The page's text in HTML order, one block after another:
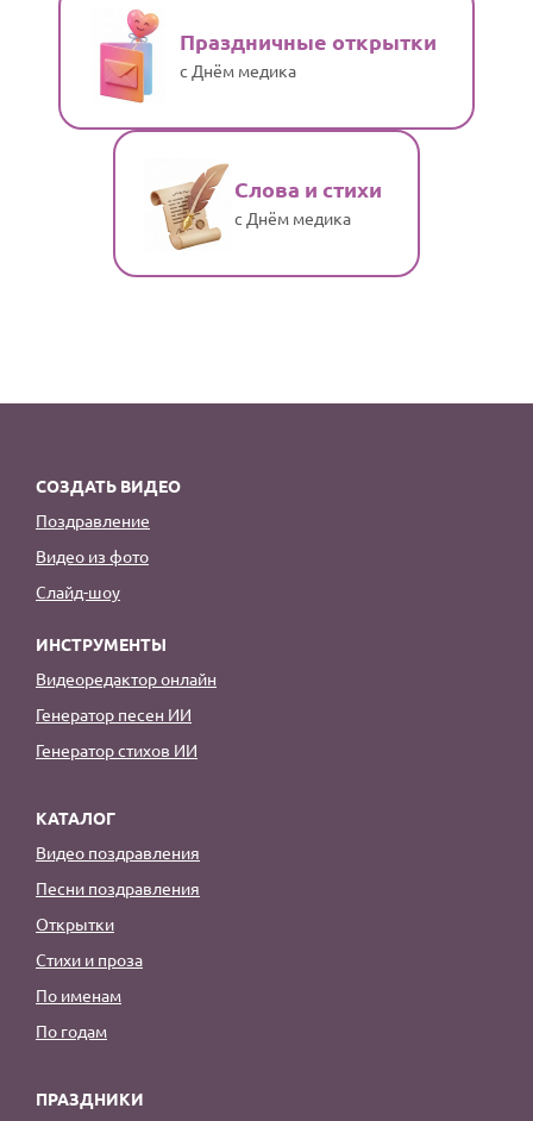
Праздничные открытки
с Днём медика
Слова и стихи
с Днём медика
СОЗДАТЬ ВИДЕО
Поздравление
Видео из фото
Слайд-шоу
ИНСТРУМЕНТЫ
Видеоредактор онлайн
Генератор песен ИИ
Генератор стихов ИИ
КАТАЛОГ
Видео поздравления
Песни поздравления
Открытки
Стихи и проза
По именам
По годам
ПРАЗДНИКИ